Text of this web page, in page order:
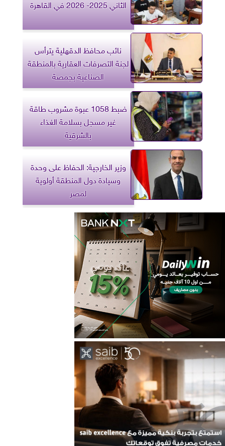
الثاني 2025- 2026 في القاهرة
نائب محافظ الدقهلية يترأس
لجنة التصرفات العقارية بالمنطقة
الصناعية بجمصة
ضبط 1058 عبوة مشروب طاقة
غير مسجل بسلامة الغذاء
بالشرقية
وزير الخارجية: الحفاظ على وحدة
وسيادة دول المنطقة أولوية
لمصر